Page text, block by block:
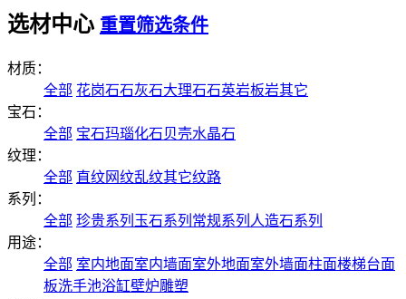
选材中心 重置筛选条件
材质：
全部 花岗石石灰石大理石石英岩板岩其它
宝石：
全部 宝石玛瑙化石贝壳水晶石
纹理：
全部 直纹网纹乱纹其它纹路
系列：
全部 珍贵系列 玉石系列 常规系列 人造石系列
用途：
全部 室内地面室内墙面室外地面室外墙面柱面楼梯台面
板洗手池浴缸壁炉雕塑